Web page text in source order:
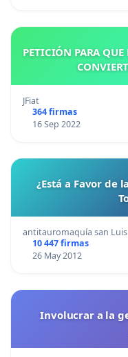
PETICIÓN PARA
JFiat
364 firmas
16 Sep 2022
¿Está a Favor de
antitauromaquía san
10 447 firmas
26 May 2012
Involucrar a la